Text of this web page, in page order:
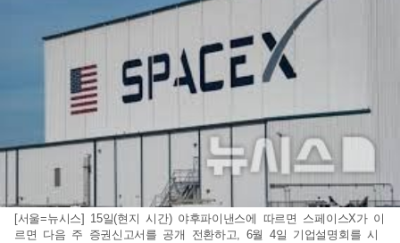
[서울=뉴시스] 15일(현지 시간) 야후파이낸스에 따르면 스페이스X가 이
르면 다음 주 증권신고서를 공개 전환하고, 6월 4일 기업설명회를 시